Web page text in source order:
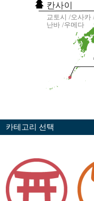
칸사이
교토시
오사카
난바 우메다
카테고리 선택